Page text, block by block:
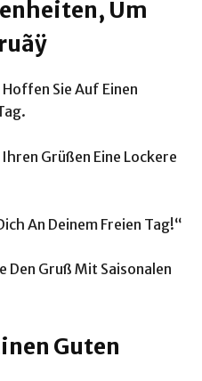
Um
Hoffen Sie Auf Einen
Ihren Grüßen Eine Lockere
An Deinem Freien Tag!“
Den Gruß Mit Saisonalen
Guten